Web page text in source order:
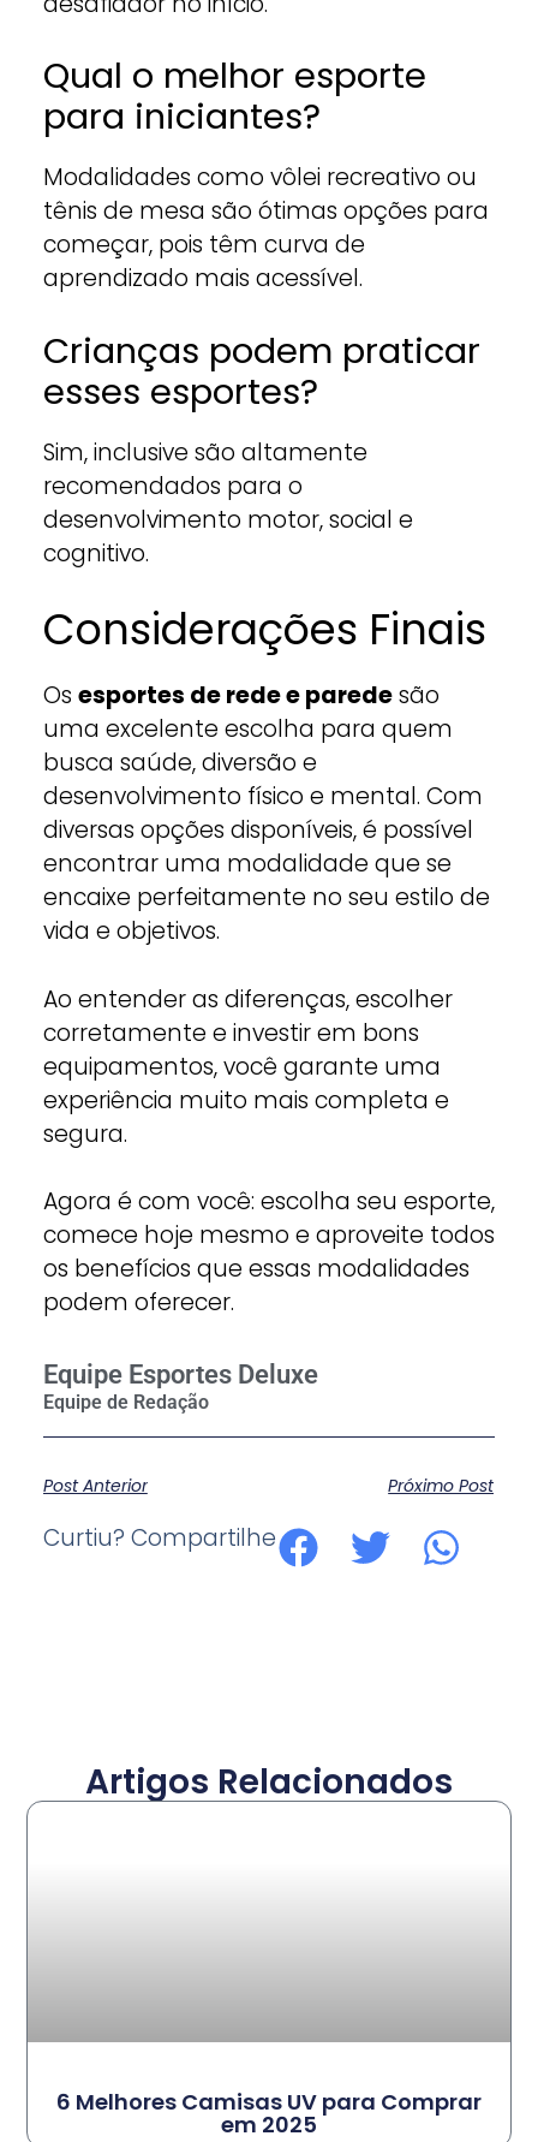
Qual o melhor esporte
para iniciantes?
Modalidades como vôlei recreativo ou
tênis de mesa são ótimas opções para
começar, pois têm curva de
aprendizado mais acessível.
Crianças podem praticar
esses esportes?
Sim, inclusive são altamente
recomendados para o
desenvolvimento motor, social e
cognitivo.
Considerações Finais
Os esportes de rede e paredesão
uma excelente escolha para quem
busca saúde, diversão e
desenvolvimento físico e mental. Com
diversas opções disponíveis, é possível
encontrar uma modalidade que se
encaixe perfeitamente no seu estilo de
vida e objetivos.
Ao entender as diferenças, escolher
corretamente e investir em bons
equipamentos, você garante uma
experiência muito mais completa e
segura.
Agora é com você: escolha seu esporte,
comece hoje mesmo e aproveite todos
os benefícios que essas modalidades
podem oferecer.
Equipe Esportes Deluxe
Post Anterior Próximo Post
Curtiu? Compartilhe
Artigos Relacionados
6 Melhores Camisas UV para Comprar
em 2025